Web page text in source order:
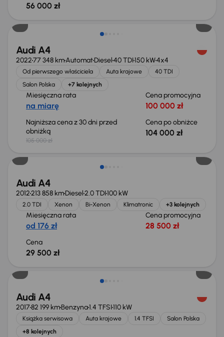
56 000 zł
Taniej o 1 000 zł
Audi A4
202277 348 kmAutomatDiesel40 TDI150 kW4x4
Od pierwszego właściciela Auta krajowe
40 TDI
Salon Polska
+7 kolejnych
Miesięczna rata
na miarę
Cena promocyjna
100 000 zł
Najniższa cena z 30 dni przed
obniżką
105 000 zł
Cena po obniżce
104 000 zł
Audi A4
2012213 858 kmDiesel2.0 TDI100 kW
2.0 TDI Xenon Bi-Xenon Klimatronic +3 kolejnych
Miesięczna rata
od 176 zł
Cena promocyjna
28 500 zł
Cena
29 500 zł
Taniej o 1 000 zł
Audi A4
201782 199 kmBenzyna1.4 TFSI110 kW
Książka serwisowa Auta krajowe 1.4 TFSI
Salon Polska
+8 kolejnych